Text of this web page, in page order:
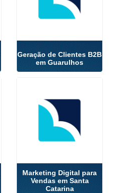
Geração de Clientes B2B
em Guarulhos
Marketing Digital para
Vendas em Santa
Catarina